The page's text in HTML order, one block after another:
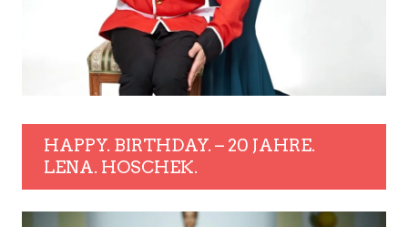
HAPPY. BIRTHDAY. – 20 JAHRE.
LENA. HOSCHEK.